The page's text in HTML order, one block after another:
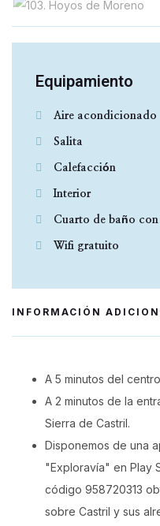
Equipamiento
Aire acondicionado
Salita
Calefacción
Interior
Cuarto de baño
Wifi gratuito
INFORMACIÓN
A 5 minutos del
A 2 minutos de la
Sierra de Castril.
Disponemos de una
"Exploravía" en Play
código 958720313
sobre Castril y sus